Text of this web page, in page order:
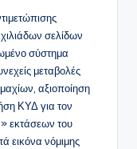
σελίδων
σύστημα
μεταβολές
αξιοποίηση
ΚΥΔ για τον
εκτάσεων του
εικόνα νόμιμης